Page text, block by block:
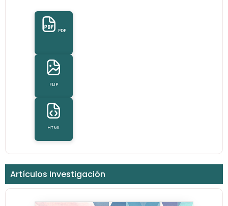
PDF
FLIP
HTML
Artículos Investigación